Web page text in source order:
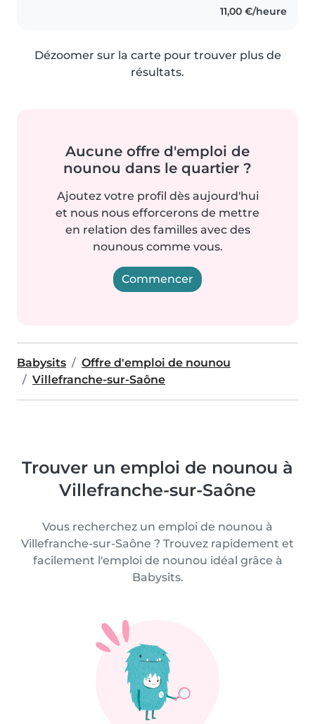
11,00 €/heure
Dézoomer sur la carte pour trouver plus de
résultats.
Aucune offre d'emploi de
nounou dans le quartier ?
Ajoutez votre profil dès aujourd'hui
et nous nous efforcerons de mettre
en relation des familles avec des
nounous comme vous.
Commencer
Babysits
Offre d'emploi de nounou
Villefranche-sur-Saône
Trouver un emploi de nounou à
Villefranche-sur-Saône
Vous recherchez un emploi de nounou à
Villefranche-sur-Saône ? Trouvez rapidement et
facilement l'emploi de nounou idéal grâce à
Babysits.